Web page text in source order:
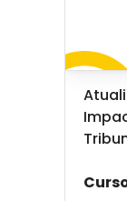
Nom